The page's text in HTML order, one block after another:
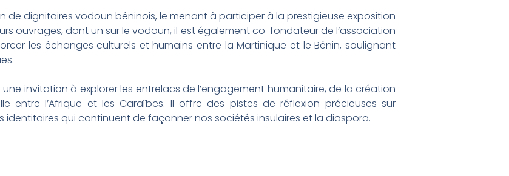
de dignitaires vodoun béninois, le menant à participer à la prestigieuse exposition
ouvrages, dont un sur le vodoun, il est également co-fondateur de l’association
les échanges culturels et humains entre la Martinique et le Bénin, soulignant
invitation à explorer les entrelacs de l’engagement humanitaire, de la création
entre l’Afrique et les Caraïbes. Il offre des pistes de réflexion précieuses sur
identitaires qui continuent de façonner nos sociétés insulaires et la diaspora.